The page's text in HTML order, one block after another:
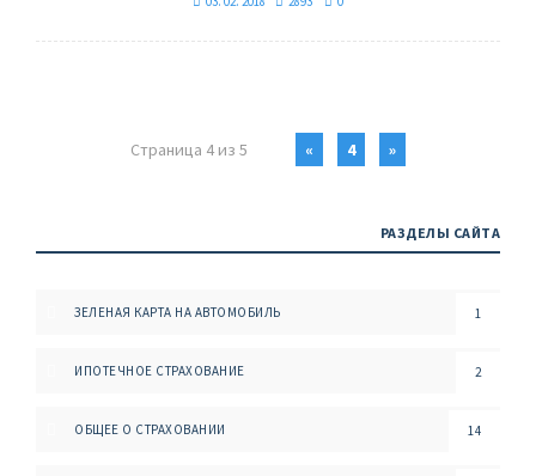
Страница 4 из 5 « 4 »
РАЗДЕЛЫ САЙТА
ЗЕЛЕНАЯ КАРТА НА АВТОМОБИЛЬ 1
ИПОТЕЧНОЕ СТРАХОВАНИЕ 2
ОБЩЕЕ О СТРАХОВАНИИ 14